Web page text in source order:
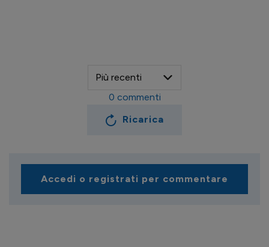
Ricarica
0 commenti
Accedi o registrati per commentare